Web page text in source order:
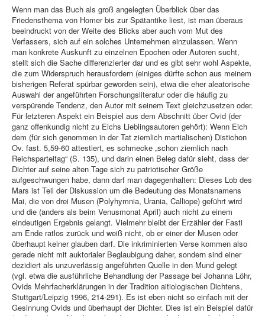
Wenn man das Buch als groß angelegten Überblick über das
Friedensthema von Homer bis zur Spätantike liest, ist man überaus
beeindruckt von der Weite des Blicks aber auch vom Mut des
Verfassers, sich auf ein solches Unternehmen einzulassen. Wenn
man konkrete Auskunft zu einzelnen Epochen oder Autoren sucht,
stellt sich die Sache differenzierter dar und es gibt sehr wohl Aspekte,
die zum Widerspruch herausfordern (einiges dürfte schon aus meinem
bisherigen Referat spürbar geworden sein), etwa die eher aleatorische
Auswahl der angeführten Forschungsliteratur oder die häufig zu
verspürende Tendenz, den Autor mit seinem Text gleichzusetzen oder.
Für letzteren Aspekt ein Beispiel aus dem Abschnitt über Ovid (der
ganz offenkundig nicht zu Eichs Lieblingsautoren gehört): Wenn Eich
dem (für sich genommen in der Tat ziemlich martialischen) Distichon
Ov. fast. 5,59-60 attestiert, es schmecke „schon ziemlich nach
Reichsparteitag“ (S. 135), und darin einen Beleg dafür sieht, dass der
Dichter auf seine alten Tage sich zu patriotischer Größe
aufgeschwungen habe, dann darf man dagegenhalten: Dieses Lob des
Mars ist Teil der Diskussion um die Bedeutung des Monatsnamens
Mai, die von drei Musen (Polyhymnia, Urania, Calliope) geführt wird
und die (anders als beim Venusmonat April) auch nicht zu einem
eindeutigen Ergebnis gelangt. Vielmehr bleibt der Erzähler der Fasti
am Ende ratlos zurück und weiß nicht, ob er einer der Musen oder
überhaupt keiner glauben darf. Die inkriminierten Verse kommen also
gerade nicht mit auktorialer Beglaubigung daher, sondern sind einer
dezidiert als unzuverlässig angeführten Quelle in den Mund gelegt
(vgl. etwa die ausführliche Behandlung der Passage bei Johanna Löhr,
Ovids Mehrfacherklärungen in der Tradition aitiologischen Dichtens,
Stuttgart/Leipzig 1996, 214-291). Es ist eben nicht so einfach mit der
Gesinnung Ovids und überhaupt der Dichter. Dies ist ein Beispiel dafür